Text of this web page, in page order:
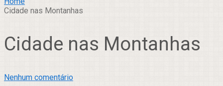
Cidade nas Montanhas
Cidade nas Montanhas
Nenhum comentário